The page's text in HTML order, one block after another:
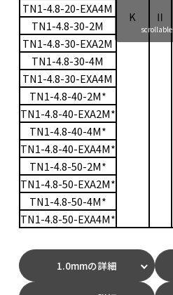
K Ⅱ
TN1-4.8-20-EXA4M
TN1-4.8-30-2M
TN1-4.8-30-EXA2M
TN1-4.8-30-4M
TN1-4.8-30-EXA4M
TN1-4.8-40-2M*
TN1-4.8-40-EXA2M*
TN1-4.8-40-4M*
TN1-4.8-40-EXA4M*
TN1-4.8-50-2M*
TN1-4.8-50-EXA2M*
TN1-4.8-50-4M*
TN1-4.8-50-EXA4M*
scrollable
1.0mmの詳細